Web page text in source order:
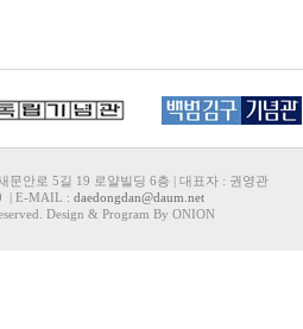
문안로 5길 19 로얄빌딩 6층 | 대표자 : 권영관
| E-MAIL : daedongdan@daum.net
Design & Program By ONION